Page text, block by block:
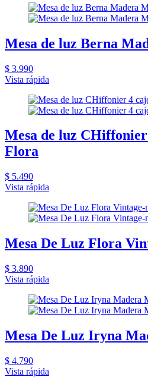
Mesa de luz Berna
$ 3.990
Vista rápida
Mesa de luz
Flora
$ 5.490
Vista rápida
Mesa De Luz Flora
$ 3.890
Vista rápida
Mesa De Luz Iryna
$ 4.790
Vista rápida